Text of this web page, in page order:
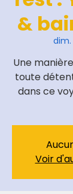
&
Une
toute
dans ce
Voir